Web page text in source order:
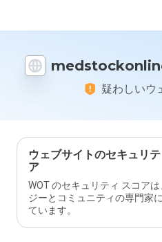
疑わしいウ
ウェブサイトのセキュリ
ア
WOT のセキュリティ スコア
ジーとコミュニティの専門家
ています。
を1
5の
で、
ます
か？